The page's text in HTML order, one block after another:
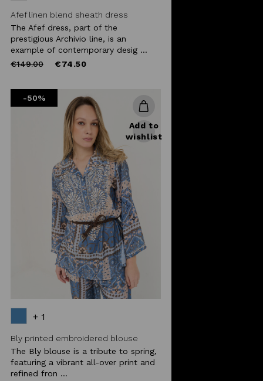
Afef linen blend sheath dress
The Afef dress, part of the
prestigious Archivio line, is an
example of contemporary desig ...
Price
€149.00to €74.50
-50%
Add to
wishlist
+ 1
Bly printed embroidered blouse
The Bly blouse is a tribute to spring,
featuring a vibrant all-over print and
refined fron ...